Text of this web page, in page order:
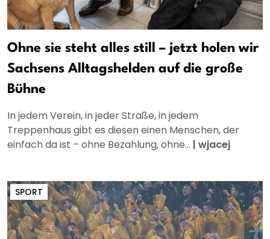
Ohne sie steht alles still – jetzt holen wir
Sachsens Alltagshelden auf die große
Bühne
In jedem Verein, in jeder Straße, in jedem
Treppenhaus gibt es diesen einen Menschen, der
einfach da ist – ohne Bezahlung, ohne... | wjacej
SPORT